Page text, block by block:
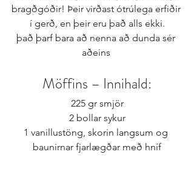
bragðgóðir! Þeir virðast ótrúlega erfiðir
í gerð, en þeir eru það alls ekki.
það þarf bara að nenna að dunda sér
aðeins
Möffins – Innihald:
225 gr smjör
2 bollar sykur
1 vanillustöng, skorin langsum og
baunirnar fjarlægðar með hníf